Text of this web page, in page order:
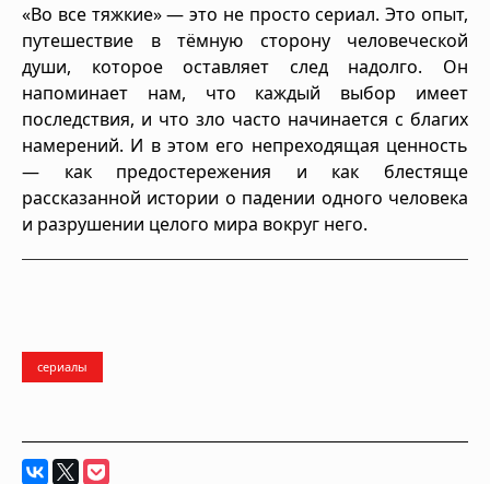
«Во все тяжкие» — это не просто сериал. Это опыт,
путешествие в тёмную сторону человеческой
души, которое оставляет след надолго. Он
напоминает нам, что каждый выбор имеет
последствия, и что зло часто начинается с благих
намерений. И в этом его непреходящая ценность
— как предостережения и как блестяще
рассказанной истории о падении одного человека
и разрушении целого мира вокруг него.
сериалы